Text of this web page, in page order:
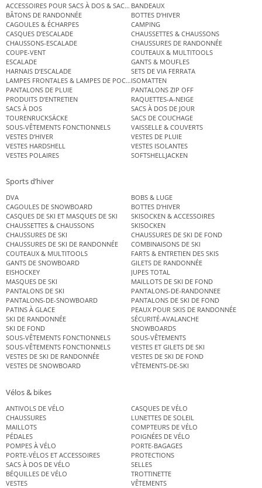
ACCESSOIRES POUR SACS À DOS & SACS ÉTANCHES
BANDEAUX
BÂTONS DE RANDONNÉE
BOTTES D’HIVER
CAGOULES & ÉCHARPES
CAMPING
CASQUES D’ESCALADE
CHAUSSETTES & CHAUSSONS
CHAUSSONS-ESCALADE
CHAUSSURES DE RANDONNÉE
COUPE-VENT
COUTEAUX & MULTITOOLS
ESCALADE
GANTS & MOUFLES
HARNAIS D’ESCALADE
SETS DE VIA FERRATA
LAMPES FRONTALES & LAMPES DE POCHEISOMATTEN
PANTALONS DE PLUIE
PANTALONS ZIP OFF
PRODUITS D’ENTRETIEN
RAQUETTES-A-NEIGE
SACS À DOS
SACS À DOS DE JOUR
TOURENRUCKSÄCKE
SACS DE COUCHAGE
SOUS-VÊTEMENTS FONCTIONNELS
VAISSELLE & COUVERTS
VESTES D’HIVER
VESTES DE PLUIE
VESTES HARDSHELL
VESTES ISOLANTES
VESTES POLAIRES
SOFTSHELLJACKEN
Sports d’hiver
DVA
BOBS & LUGE
CAGOULES DE SNOWBOARD
BOTTES D’HIVER
CASQUES DE SKI ET MASQUES DE SKI
SKISOCKEN & ACCESSOIRES
CHAUSSETTES & CHAUSSONS
SKISOCKEN
CHAUSSURES DE SKI
CHAUSSURES DE SKI DE FOND
CHAUSSURES DE SKI DE RANDONNÉE
COMBINAISONS DE SKI
COUTEAUX & MULTITOOLS
FARTS & ENTRETIEN DES SKIS
GANTS DE SNOWBOARD
GILETS DE RANDONNÉE
EISHOCKEY
JUPES TOTAL
MASQUES DE SKI
MAILLOTS DE SKI DE FOND
PANTALONS DE SKI
PANTALONS-DE-RANDONNEE
PANTALONS-DE-SNOWBOARD
PANTALONS DE SKI DE FOND
PATINS À GLACE
PEAUX POUR SKIS DE RANDONNÉE
SKI DE RANDONNÉE
SÉCURITÉ-AVALANCHE
SKI DE FOND
SNOWBOARDS
SOUS-VÊTEMENTS FONCTIONNELS
SOUS-VÊTEMENTS
SOUS-VÊTEMENTS FONCTIONNELS
VESTES ET GILETS DE SKI
VESTES DE SKI DE RANDONNÉE
VESTES DE SKI DE FOND
VESTES DE SNOWBOARD
VÊTEMENTS-DE-SKI
Vélos & bikes
ANTIVOLS DE VÉLO
CASQUES DE VÉLO
CHAUSSURES
LUNETTES DE SOLEIL
MAILLOTS
COMPTEURS DE VÉLO
PÉDALES
POIGNÉES DE VÉLO
POMPES À VÉLO
PORTE-BAGAGES
PORTE-VÉLOS ET ACCESSOIRES
PROTECTIONS
SACS À DOS DE VÉLO
SELLES
BÉQUILLES DE VÉLO
TROTTINETTE
VESTES
VÊTEMENTS